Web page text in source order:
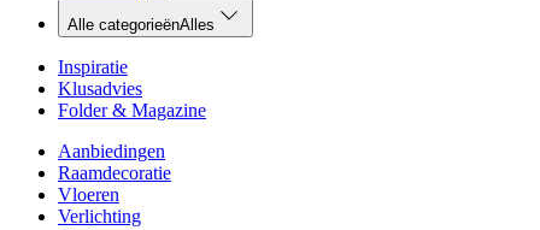
Alle categorieënAlles
Inspiratie
Klusadvies
Folder & Magazine
Aanbiedingen
Raamdecoratie
Vloeren
Verlichting